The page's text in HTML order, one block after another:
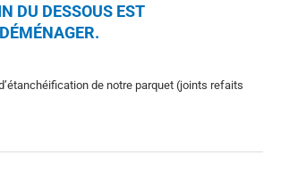
DU DESSOUS EST
de notre parquet (joints refaits